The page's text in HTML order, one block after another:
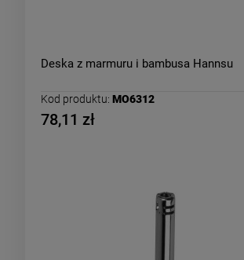
Deska z marmuru i bambusa Hannsu
Kod produktu: MO6312
78,11 zł